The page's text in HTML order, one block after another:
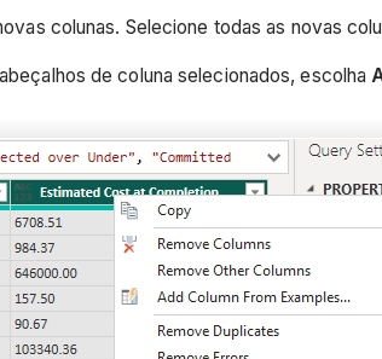
colunas. Selecione todas as novas
de coluna selecionados, escolha